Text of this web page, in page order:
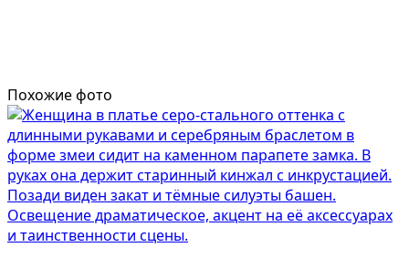
Похожие фото